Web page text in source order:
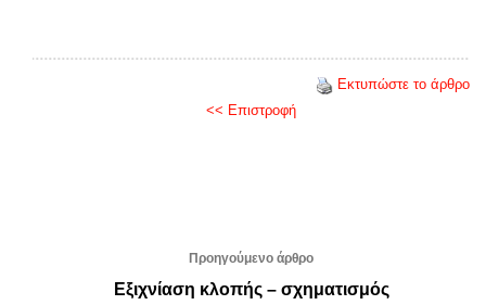
Εκτυπώστε το άρθρο
<< Επιστροφή
Προηγούμενο άρθρο
Εξιχνίαση κλοπής – σχηματισμός